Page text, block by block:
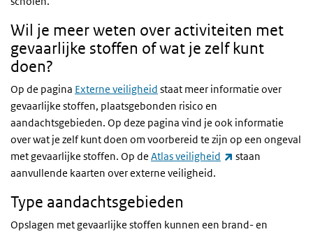
Wil je meer weten over activiteiten met
gevaarlijke stoffen of wat je zelf kunt
doen?
Op de pagina Externe veiligheid staat meer informatie over
gevaarlijke stoffen, plaatsgebonden risico en
aandachtsgebieden. Op deze pagina vind je ook informatie
over wat je zelf kunt doen om voorbereid te zijn op een ongeval
met gevaarlijke stoffen. Op de Atlas veiligheid (externe link)
staan
aanvullende kaarten over externe veiligheid.
Type aandachtsgebieden
Opslagen met gevaarlijke stoffen kunnen een brand- en